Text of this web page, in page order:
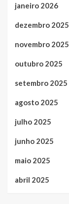
janeiro 2026
dezembro 2025
novembro 2025
outubro 2025
setembro 2025
agosto 2025
julho 2025
junho 2025
maio 2025
abril 2025